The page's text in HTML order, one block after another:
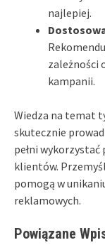
najlepiej.
zależności
kampanii.
Wiedza na temat
skutecznie
pełni
klientów.
pomogą w
reklamowych.
Powiązane